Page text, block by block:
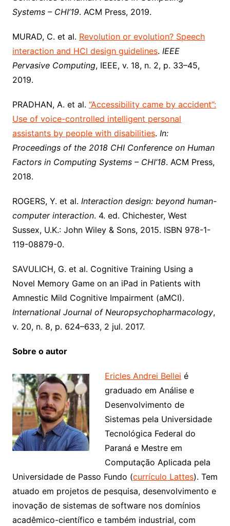
Systems – CHI’19. ACM Press, 2019.
MURAD, C. et al. Revolution or evolution? Speech
interaction and HCI design guidelines. IEEE
Pervasive Computing, IEEE, v. 18, n. 2, p. 33–45,
2019.
PRADHAN, A. et al. “Accessibility came by accident”:
Use of voice-controlled intelligent personal
assistants by people with disabilities. In:
Proceedings of the 2018 CHI Conference on Human
Factors in Computing Systems – CHI’18. ACM Press,
2018.
ROGERS, Y. et al. Interaction design: beyond human-
computer interaction. 4. ed. Chichester, West
Sussex, U.K.: John Wiley & Sons, 2015. ISBN 978-1-
119-08879-0.
SAVULICH, G. et al. Cognitive Training Using a
Novel Memory Game on an iPad in Patients with
Amnestic Mild Cognitive Impairment (aMCI).
International Journal of Neuropsychopharmacology,
v. 20, n. 8, p. 624–633, 2 jul. 2017.
Sobre o autor
Ericles Andrei Bellei é
graduado em Análise e
Desenvolvimento de
Sistemas pela Universidade
Tecnológica Federal do
Paraná e Mestre em
Computação Aplicada pela
Universidade de Passo Fundo (currículo Lattes). Tem
atuado em projetos de pesquisa, desenvolvimento e
inovação de sistemas de software nos domínios
acadêmico-científico e também industrial, com